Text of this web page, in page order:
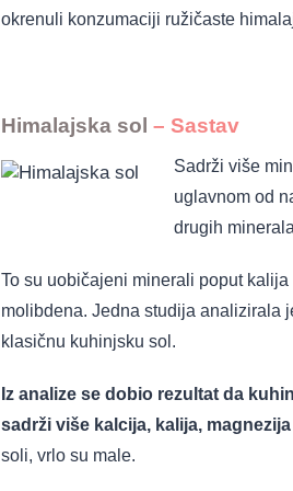
okrenuli konzumaciji ružičaste
Himalajska sol – Sastav
Sadrži više
uglavnom od
drugih
To su uobičajeni minerali poput
molibdena. Jedna studija analizirala
klasičnu kuhinjsku sol.
Iz analize se dobio rezultat da
sadrži više kalcija, kalija,
soli, vrlo su male.